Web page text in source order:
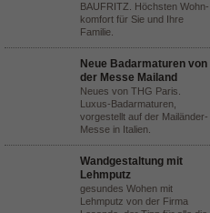
BAUFRITZ. Höchsten Wohn-
komfort für Sie und Ihre
Familie.
Neue Badarmaturen von
der Messe Mailand
Neues von THG Paris.
Luxus-Badarmaturen,
vorgestellt auf der Mailänder-
Messe in Italien.
Wandgestaltung mit
Lehmputz
gesundes Wohen mit
Lehmputz von der Firma